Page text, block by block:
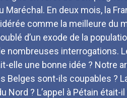
En deux mois, la
comme la meilleure du
d’un exode de la
nombreuses interrogations.
elle une bonne idée ? Notre
Belges sont-ils coupables ?
Nord ? L’appel à Pétain